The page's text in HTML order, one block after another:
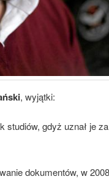
, wyjątki:
studiów, gdyż uznał je za
dokumentów, w